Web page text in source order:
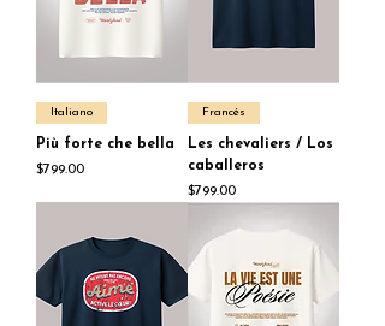
Italiano
Più forte che bella
Price
$799.00
Francés
Les chevaliers / Los
caballeros
Price
$799.00